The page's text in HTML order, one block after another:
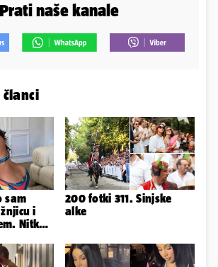
Prati naše kanale
sam
i
Nitko
200 fotki 311. Sinjske
alke